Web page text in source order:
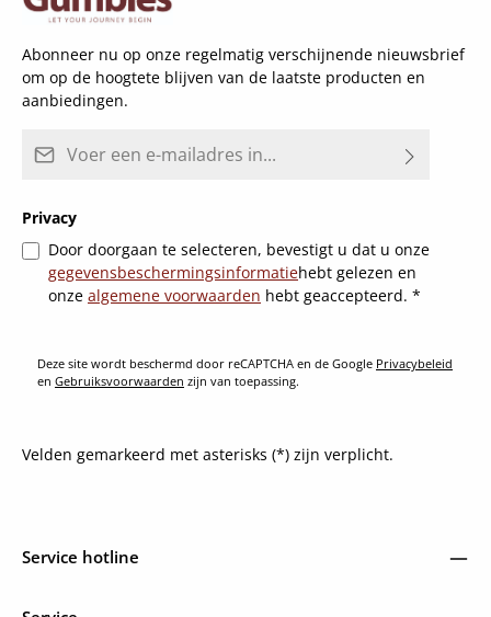
Abonneer nu op onze regelmatig verschijnende nieuwsbrief
om op de hoogtete blijven van de laatste producten en
aanbiedingen.
Privacy
Door doorgaan te selecteren, bevestigt u dat u onze
gegevensbeschermingsinformatiehebt gelezen en
onze algemene voorwaarden hebt geaccepteerd. *
Deze site wordt beschermd door reCAPTCHA en de Google Privacybeleid
en Gebruiksvoorwaarden zijn van toepassing.
Velden gemarkeerd met asterisks (*) zijn verplicht.
Service hotline